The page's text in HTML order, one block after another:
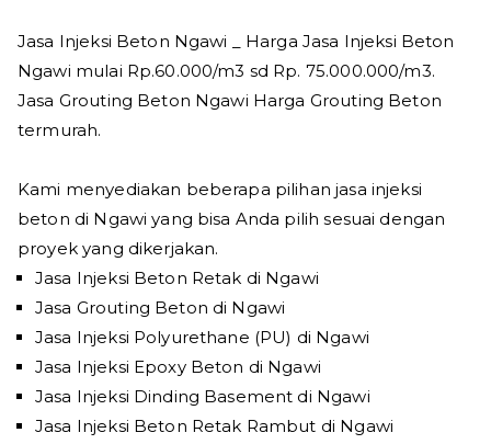
Jasa Injeksi Beton Ngawi _ Harga Jasa Injeksi Beton
Ngawi mulai Rp.60.000/m3 sd Rp. 75.000.000/m3.
Jasa Grouting Beton Ngawi Harga Grouting Beton
termurah.
Kami menyediakan beberapa pilihan jasa injeksi
beton di Ngawi yang bisa Anda pilih sesuai dengan
proyek yang dikerjakan.
Jasa Injeksi Beton Retak di Ngawi
Jasa Grouting Beton di Ngawi
Jasa Injeksi Polyurethane (PU) di Ngawi
Jasa Injeksi Epoxy Beton di Ngawi
Jasa Injeksi Dinding Basement di Ngawi
Jasa Injeksi Beton Retak Rambut di Ngawi